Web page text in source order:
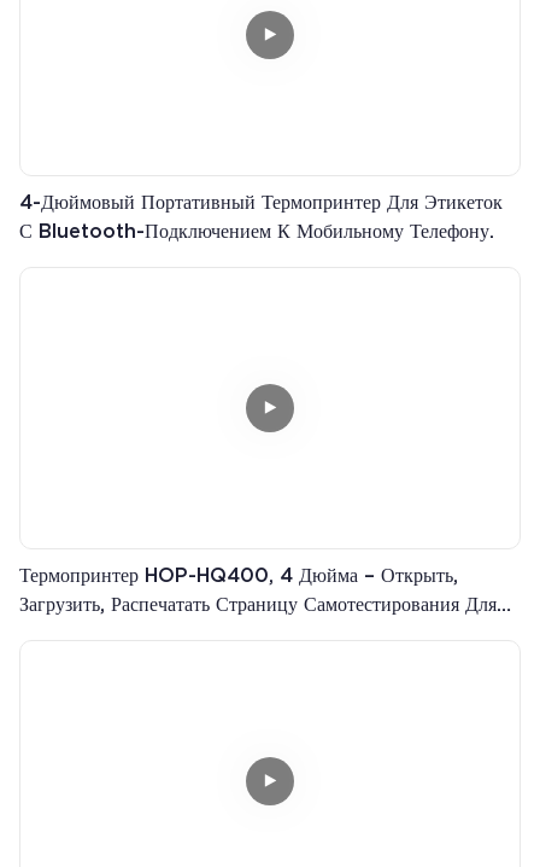
4-Дюймовый Портативный Термопринтер Для Этикеток
С Bluetooth-Подключением К Мобильному Телефону.
Термопринтер HOP-HQ400, 4 Дюйма – Открыть,
Загрузить, Распечатать Страницу Самотестирования Для